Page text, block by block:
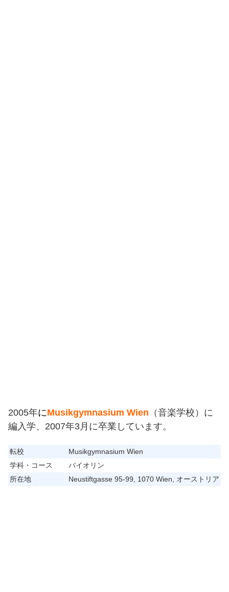
2005年にMusikgymnasium Wien （音楽学校）に
編入学、2007年3月に卒業しています。
転校
Musikgymnasium Wien
学科・コース
バイオリン
所在地
Neustiftgasse 95-99, 1070 Wien, オーストリア